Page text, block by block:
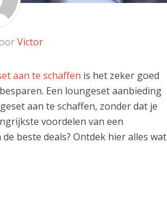
Victor
aan te schaffen is het zeker goed
Een loungeset aanbieding
aan te schaffen, zonder dat je
voordelen van een
beste deals? Ontdek hier alles wat